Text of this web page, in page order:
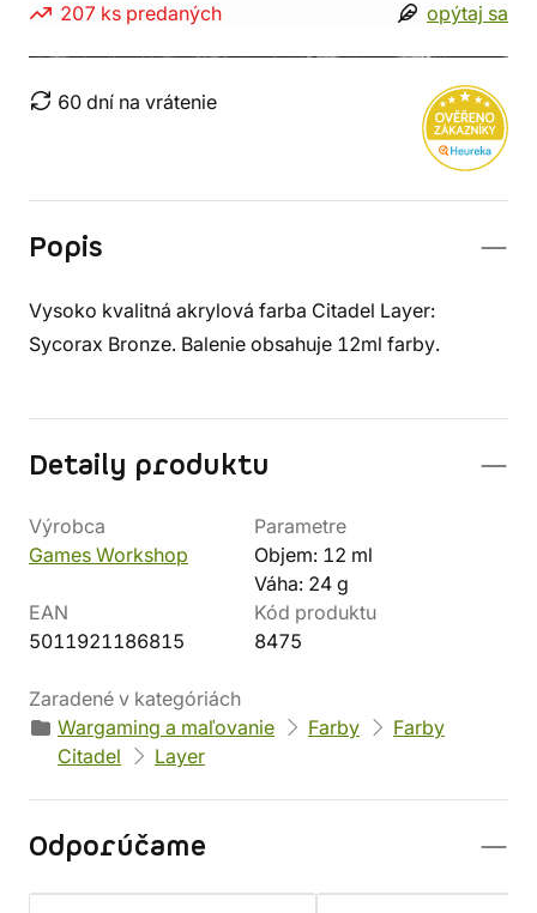
207 ks predaných opýtaj sa
60 dní na vrátenie
Popis
Vysoko kvalitná akrylová farba Citadel Layer:
Sycorax Bronze. Balenie obsahuje 12ml farby.
Detaily produktu
Výrobca
Games Workshop
Parametre
Objem: 12 ml
Váha: 24 g
EAN
5011921186815
Kód produktu
8475
Zaradené v kategóriách
Wargaming a maľovanie
Farby
Farby
Citadel
Layer
Odporúčame